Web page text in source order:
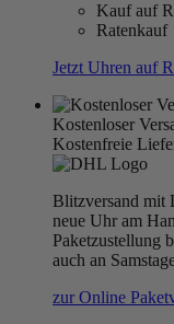
Kauf auf
Ratenkauf
Jetzt Uhren auf
Kostenloser
Kostenfreie
Blitzversand mit
neue Uhr am
Paketzustellung
auch an
zur Online